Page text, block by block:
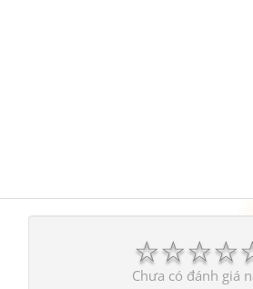
☆
☆
☆
☆
Chưa có đánh giá